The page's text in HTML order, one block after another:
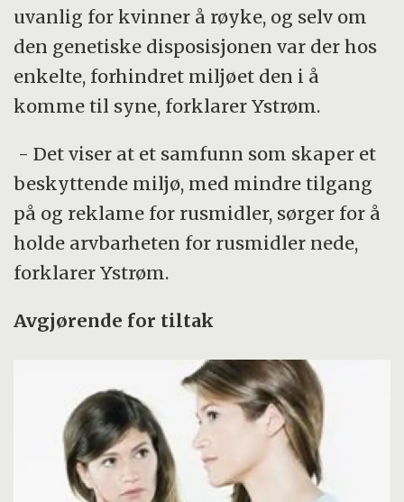
uvanlig for kvinner å røyke, og selv om
den genetiske disposisjonen var der hos
enkelte, forhindret miljøet den i å
komme til syne, forklarer Ystrøm.
- Det viser at et samfunn som skaper et
beskyttende miljø, med mindre tilgang
på og reklame for rusmidler, sørger for å
holde arvbarheten for rusmidler nede,
forklarer Ystrøm.
Avgjørende for tiltak